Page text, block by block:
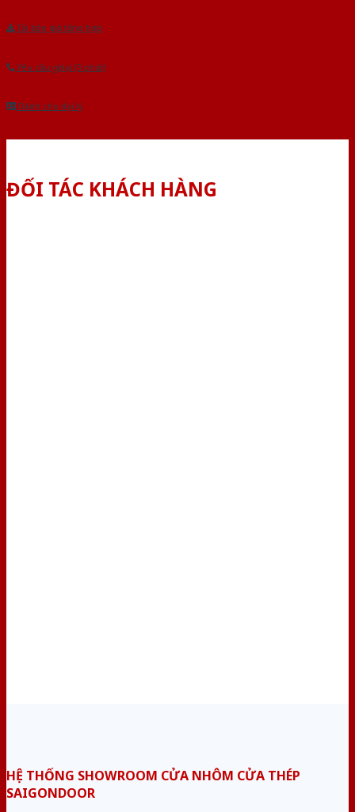
Tải báo giá tổng hợp
Yêu cầu gọi lại (3 phút)
Dành cho đại lý
ĐỐI TÁC KHÁCH HÀNG
HỆ THỐNG SHOWROOM CỬA NHÔM CỬA THÉP
SAIGONDOOR